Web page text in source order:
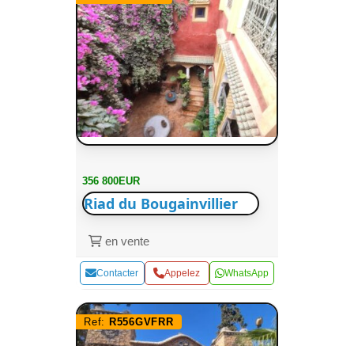
356 800EUR
Riad du Bougainvillier
en vente
Contacter Appelez WhatsApp
Ref: R556GVFRR